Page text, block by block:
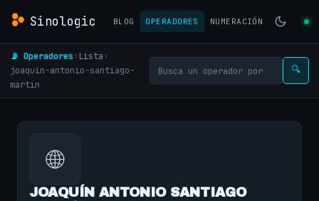
Sinologic BLOG OPERADORES NUMERACIÓN
📡 Operadores› Lista›
joaquin-antonio-santiago-
martin
🔍
🌐
JOAQUÍN ANTONIO SANTIAGO